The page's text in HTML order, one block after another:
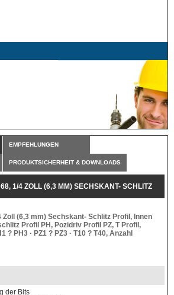
EMPFEHLUNGEN
PRODUKTSICHERHEIT & DOWNLOADS
1/4 ZOLL (6,3 MM) SECHSKANT- SCHLITZ
PROFIL, 0,8 X 4 ? 1 X 5 · 4 ? 6 · PH1 ? PH3 ·
Zoll (6,3 mm) Sechskant- Schlitz Profil, Innen
Profil PH, Pozidriv Profil PZ, T Profil,
? PH3 · PZ1 ? PZ3 · T10 ? T40, Anzahl
der Bits